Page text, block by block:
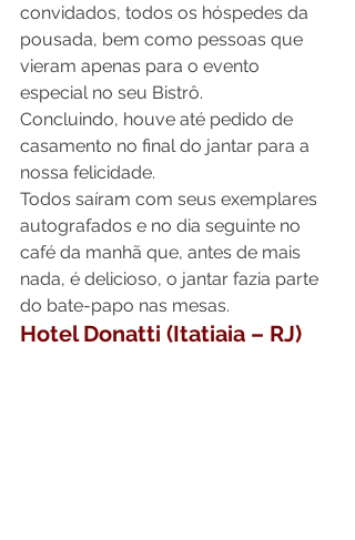
convidados, todos os hóspedes da
pousada, bem como pessoas que
vieram apenas para o evento
especial no seu Bistrô.
Concluindo, houve até pedido de
casamento no final do jantar para a
nossa felicidade.
Todos saíram com seus exemplares
autografados e no dia seguinte no
café da manhã que, antes de mais
nada, é delicioso, o jantar fazia parte
do bate-papo nas mesas.
Hotel Donatti (Itatiaia – RJ)